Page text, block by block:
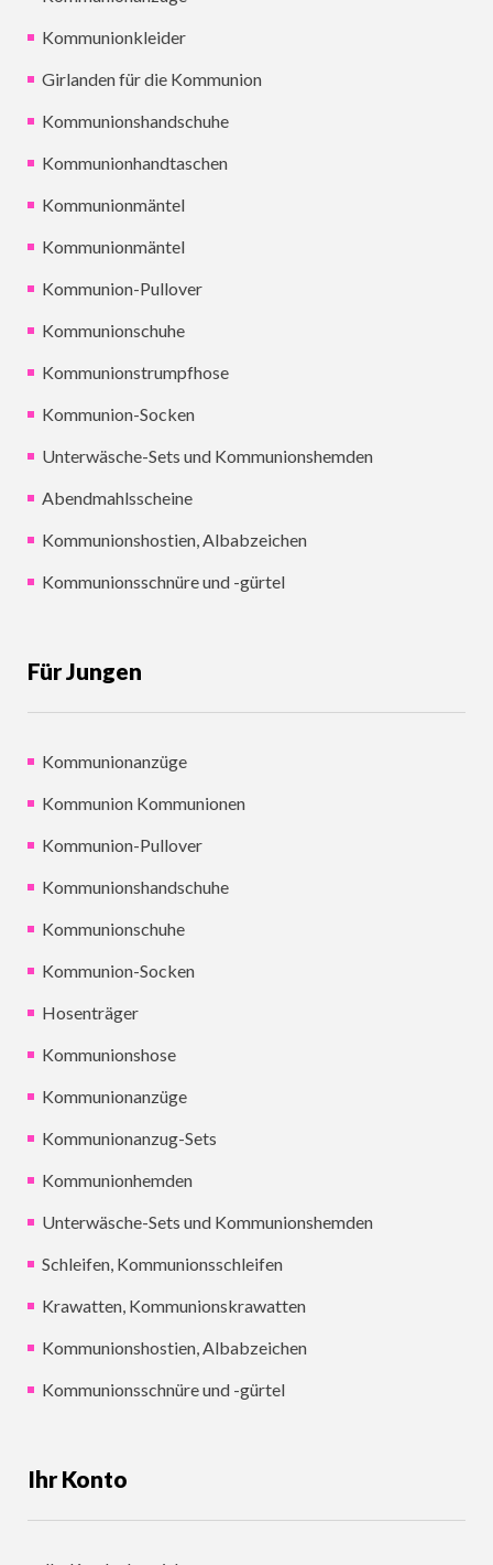
Kommunionkleider
Girlanden für die Kommunion
Kommunionshandschuhe
Kommunionhandtaschen
Kommunionmäntel
Kommunionmäntel
Kommunion-Pullover
Kommunionschuhe
Kommunionstrumpfhose
Kommunion-Socken
Unterwäsche-Sets und Kommunionshemden
Abendmahlsscheine
Kommunionshostien, Albabzeichen
Kommunionsschnüre und -gürtel
Für Jungen
Kommunionanzüge
Kommunion Kommunionen
Kommunion-Pullover
Kommunionshandschuhe
Kommunionschuhe
Kommunion-Socken
Hosenträger
Kommunionshose
Kommunionanzüge
Kommunionanzug-Sets
Kommunionhemden
Unterwäsche-Sets und Kommunionshemden
Schleifen, Kommunionsschleifen
Krawatten, Kommunionskrawatten
Kommunionshostien, Albabzeichen
Kommunionsschnüre und -gürtel
Ihr Konto